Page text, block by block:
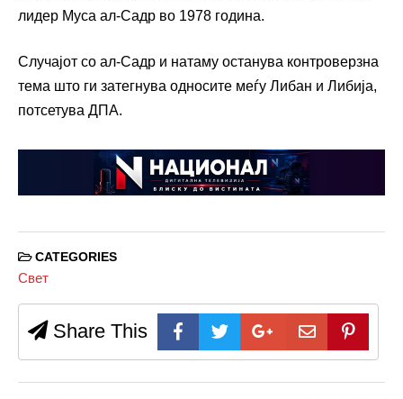
лидер Муса ал-Садр во 1978 година.
Случајот со ал-Садр и натаму останува контроверзна
тема што ги затегнува односите меѓу Либан и Либија,
потсетува ДПА.
CATEGORIES
Свет
Share This